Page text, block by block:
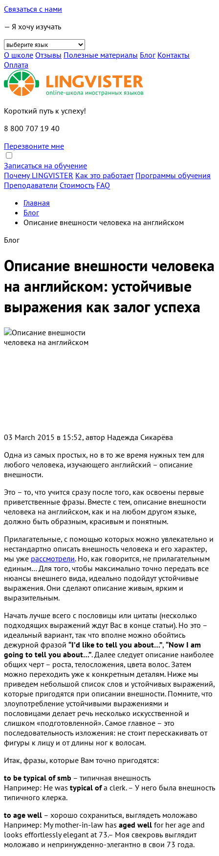
Связаться с нами
— Я хочу изучать
О школе Отзывы Полезные материалы Блог Контакты
Оплата
Короткий путь к успеху!
8 800 707 19 40
Перезвоните мне
Записаться на обучение
Почему LINGVISTER Как это работает Программы обучения
Преподаватели Стоимость FAQ
Главная
Блог
Описание внешности человека на английском
Блог
Описание внешности человека
на английском: устойчивые
выражения как залог успеха
03 March 2015 в 15:52, автор Надежда Сикарёва
Одна из самых простых, но в то же время нужных тем для
любого человека, изучающего английский – описание
внешности.
Это – то, что учится сразу после того, как освоены первые
приветственные фразы. Вместе с тем, описание внешности
человека на английском, как и на любом другом языке,
должно быть образным, красивым и понятным.
Прилагательные, с помощью которых можно увлекательно и
нестандартно описать внешность человека и его характер,
мы уже рассмотрели. Но, как говорится, не прилагательным
единым… Для того, чтобы максимально точно передать все
нюансы внешнего вида, идеально подойдут устойчивые
выражения. Они сделают описание живым, ярким и
выразительным.
Начать лучше всего с пословицы или цитаты (несколько
подходящих выражений ждут Вас в конце статьи). Но это –
идеальный вариант, так что вполне можно обойтись
дежурной фразой “I’d like to tell you about…”, “Now I am
going to tell you about…”. Далее следует описание наиболее
общих черт – роста, телосложения, цвета волос. Затем
можно переходить уже к конкретным деталям. Ниже мы
приведем небольшой список слов и устойчивых выражений,
которые пригодятся при описании внешности. Помните, что
злоупотребление устойчивыми выражениями и
пословицами делает речь несколько искусственной и
слишком «подготовленной». Самое главное – это
последовательность изложения: не стоит перескакивать от
фигуры к лицу и от длины ног к волосам.
Итак, фразы, которые Вам точно пригодятся:
to be typical of smb – типичная внешность
Например: He was typical ofa clerk. – У него была внешность
типичного клерка.
to age well – хорошо сохраниться, выглядеть моложаво
Например: My mother-in-law has aged well for her age and
looks effortlessly elegant at 73.– Моя свекровь выглядит
моложаво и непринужденно-элегантно в свои 73 года.